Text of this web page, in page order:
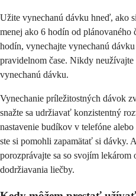
Užite vynechanú dávku hneď, ako
menej ako 6 hodín od
hodín, vynechajte vynechanú
pravidelnom čase. Nikdy
vynechanú dávku.
Vynechanie príležitostných dávok
snažte sa udržiavať konzistentný
nastavenie budíkov v telefóne
ste si pomohli zapamätať si dávky.
porozprávajte sa so svojím lekárom
dodržiavania liečby.